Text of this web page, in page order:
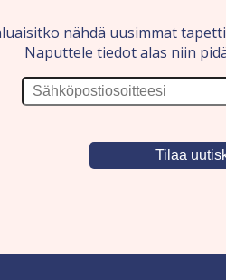
nähdä uusimmat
Naputtele tiedot alas niin